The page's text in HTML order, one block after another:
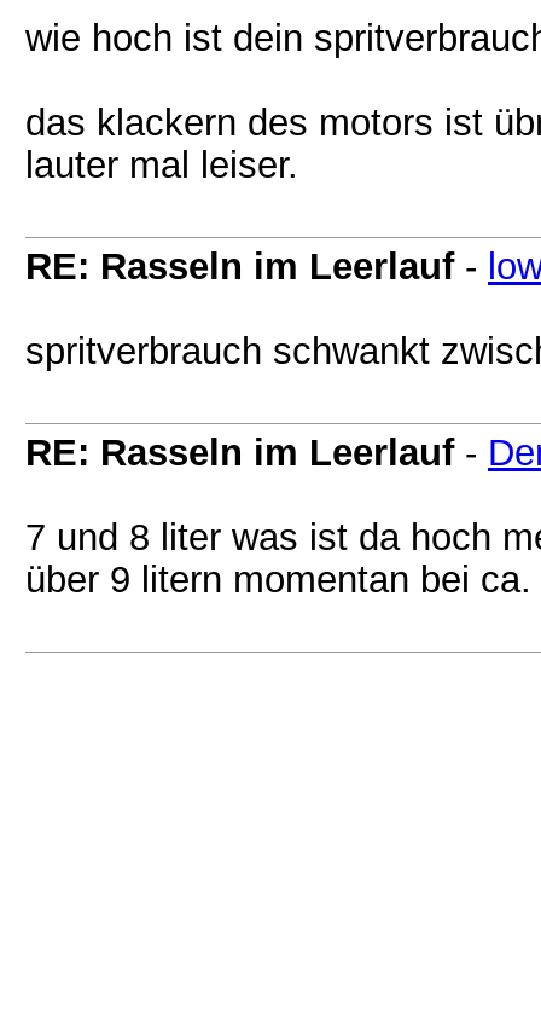
wie hoch ist dein
das klackern des motors ist
lauter mal leiser.
RE: Rasseln im Leerlauf-
spritverbrauch schwankt
RE: Rasseln im Leerlauf-
7 und 8 liter was ist da hoch
über 9 litern momentan bei